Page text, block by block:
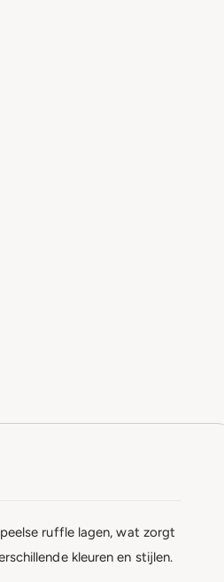
ruffle lagen, wat zorgt
kleuren en stijlen.